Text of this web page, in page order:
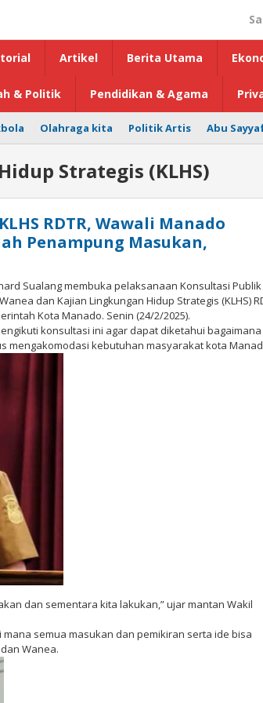
Artikel Berita Utama
& Politik Pendidikan & Agama
Olahraga kita Politik Artis Abu
Strategis (KLHS)
RDTR, Wawali Manado
Penampung Masukan,
Sualang membuka pelaksanaan Konsultasi Publik
dan Kajian Lingkungan Hidup Strategis (KLHS)
Kota Manado. Senin (24/2/2025).
konsultasi ini agar dapat diketahui bagaimana
mengakomodasi kebutuhan masyarakat kota
dan sementara kita lakukan,” ujar mantan Wakil
semua masukan dan pemikiran serta ide bisa
Wanea.